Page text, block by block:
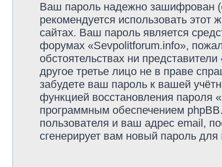
Ваш пароль надежно зашифрован
рекомендуется использовать этот
сайтах. Ваш пароль является
форумах «Sevpolitforum.info»,
обстоятельствах ни
другое третье лицо не в праве
забудете ваш пароль к вашей
функцией восстановления пароля
программным обеспечением
пользователя и ваш адрес email,
сгенерирует вам новый пароль